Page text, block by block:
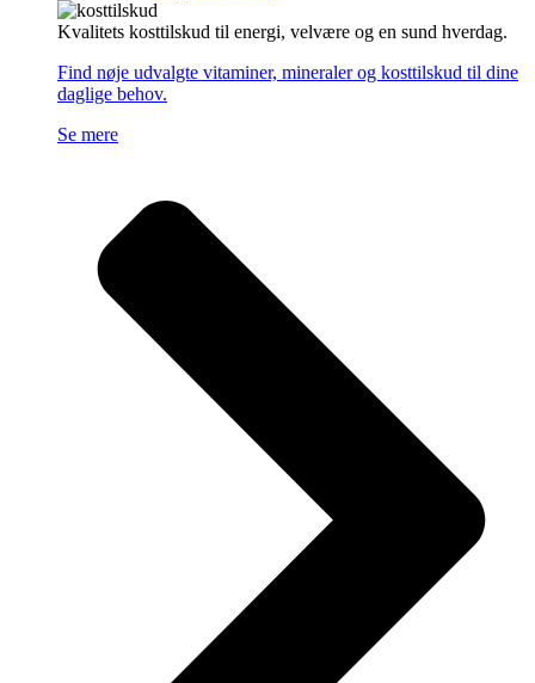
Kvalitets kosttilskud til energi, velvære og en sund hverdag.
Find nøje udvalgte vitaminer, mineraler og kosttilskud til dine
daglige behov.
Se mere